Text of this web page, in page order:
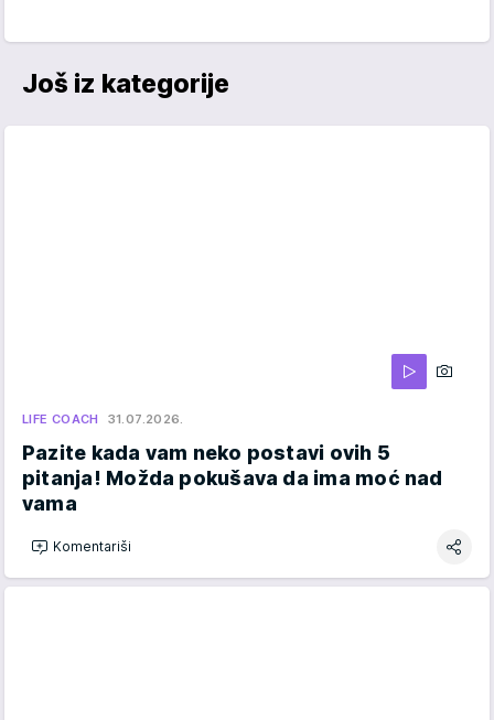
Još iz kategorije
LIFE COACH 31.07.2026.
Pazite kada vam neko postavi ovih 5
pitanja! Možda pokušava da ima moć nad
vama
Komentariši